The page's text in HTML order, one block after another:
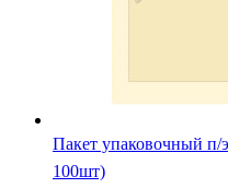
Пакет упаковочный
100шт)